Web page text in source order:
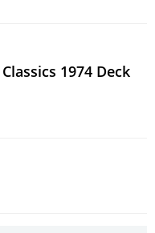
1974 Deck